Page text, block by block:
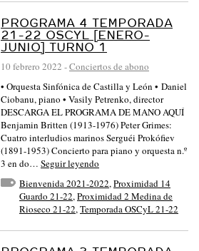
PROGRAMA 4 TEMPORADA
21-22 OSCYL [ENERO-
JUNIO] TURNO 1
10 febrero 2022 -Conciertos de abono
• Orquesta Sinfónica de Castilla y León • Daniel
Ciobanu, piano • Vasily Petrenko, director
DESCARGA EL PROGRAMA DE MANO AQUÍ
Benjamin Britten (1913-1976) Peter Grimes:
Cuatro interludios marinos Serguéi Prokófiev
(1891-1953) Concierto para piano y orquesta n.º
3 en do… Seguir leyendo
Bienvenida 2021-2022,Proximidad 14
Guardo 21-22,Proximidad 2 Medina de
Rioseco 21-22,Temporada OSCyL 21-22